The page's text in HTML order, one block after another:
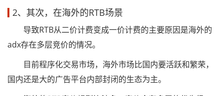
2、其次，在海外的RTB场景
导致RTB从二价计费变成一价计费的主要原因是海外的
adx存在多层竞价的情况。
目前程序化交易市场，海外市场比国内要活跃和繁荣，
国内还是大的广告平台内部封闭的生态为主。